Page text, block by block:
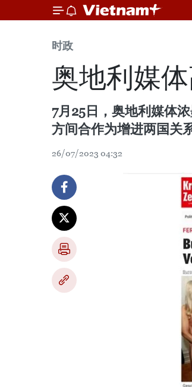
时政
奥地利媒
7月25日，奥地利媒体
方间合作为增进两国关
26/07/2023 04:32